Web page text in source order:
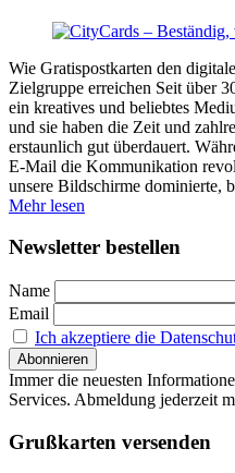
Wie Gratispostkarten den
Zielgruppe erreichen Seit über
ein kreatives und beliebtes
und sie haben die Zeit und
erstaunlich gut überdauert.
E-Mail die Kommunikation
unsere Bildschirme dominierte,
Mehr lesen
Newsletter bestellen
Name
Email
Ich akzeptiere die
Immer die neuesten
Services. Abmeldung jederzeit
Grußkarten versenden